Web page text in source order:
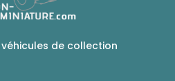
véhicules de collection